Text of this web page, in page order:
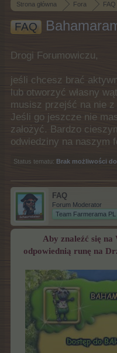
Strona główna Fora
FAQ
Drogi Forumowiczu,
jeśli chcesz brać
lub otworzyć własny
musisz przejść na nie
Jeśli go jeszcze nie
założyć. Bardzo
odwiedziny na naszym
Status tematu: Brak możliwości
FAQ
Forum Moderator
Team Farmerama PL
Aby znaleźć się na
odpowiednią runę na